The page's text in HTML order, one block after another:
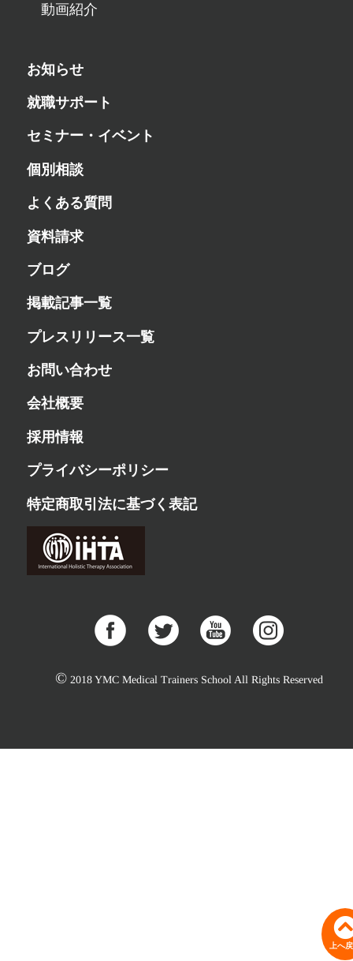
上へ
動画紹介
お知らせ
就職サポート
セミナー・イベント
個別相談
よくある質問
資料請求
ブログ
掲載記事一覧
プレスリリース一覧
お問い合わせ
会社概要
採用情報
プライバシーポリシー
特定商取引法に基づく表記
© 2018 YMC Medical Trainers School All Rights Reserved